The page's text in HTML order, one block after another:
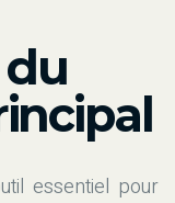
du
essentiel pour